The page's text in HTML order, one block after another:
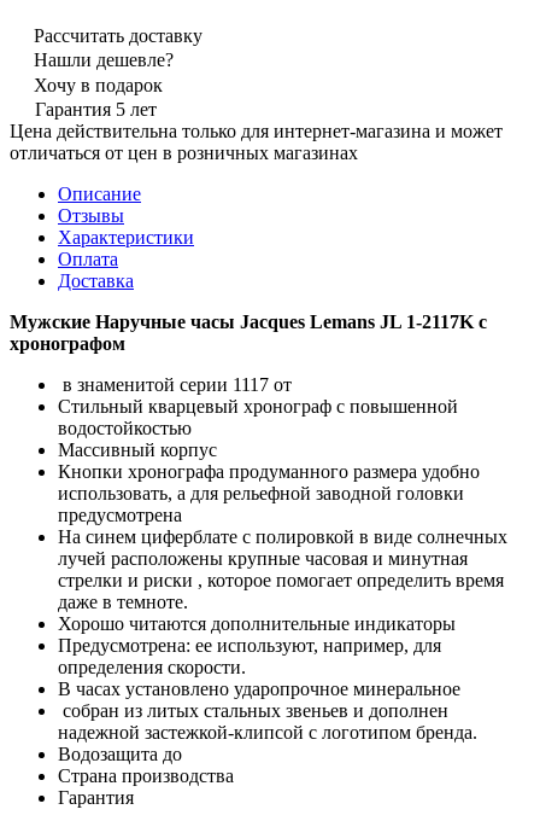
Рассчитать доставку
Нашли дешевле?
Хочу в подарок
Гарантия 5 лет
Цена действительна только для интернет-магазина и может
отличаться от цен в розничных магазинах
Описание
Отзывы
Характеристики
Оплата
Доставка
Мужские Наручные часы Jacques Lemans JL 1-2117K с
хронографом
в знаменитой серии 1117 от
Стильный кварцевый хронограф с повышенной
водостойкостью
Массивный корпус
Кнопки хронографа продуманного размера удобно
использовать, а для рельефной заводной головки
предусмотрена
На синем циферблате с полировкой в виде солнечных
лучей расположены крупные часовая и минутная
стрелки и риски , которое помогает определить время
даже в темноте.
Хорошо читаются дополнительные индикаторы
Предусмотрена: ее используют, например, для
определения скорости.
В часах установлено ударопрочное минеральное
собран из литых стальных звеньев и дополнен
надежной застежкой-клипсой с логотипом бренда.
Водозащита до
Страна производства
Гарантия